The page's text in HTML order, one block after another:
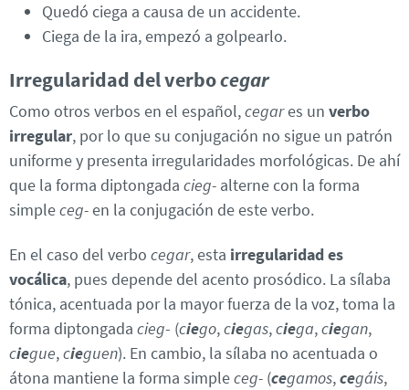
Quedó ciega a causa de un accidente.
Ciega de la ira, empezó a golpearlo.
Irregularidad del verbocegar
Como otros verbos en el español,cegares un verbo
irregular, por lo que su conjugación no sigue un patrón
uniforme y presenta irregularidades morfológicas. De ahí
que la forma diptongada cieg- alterne con la forma
simpleceg-en la conjugación de este verbo.
En el caso del verbo cegar, esta irregularidad es
vocálica, pues depende del acento prosódico. La sílaba
tónica, acentuada por la mayor fuerza de la voz, toma la
forma diptongada cieg- (ciego,ciegas,ciega,ciegan,
ciegue,cieguen). En cambio, la sílaba no acentuada o
átona mantiene la forma simpleceg- (cegamos,cegáis,